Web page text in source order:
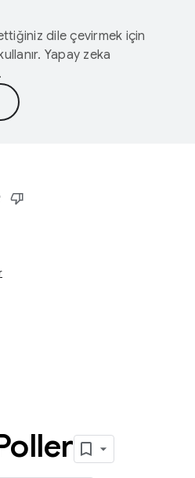
dile çevirmek için
Yapay zeka